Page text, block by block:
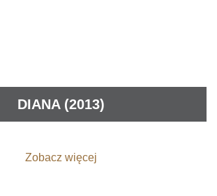
DIANA (2013)
Zobacz więcej